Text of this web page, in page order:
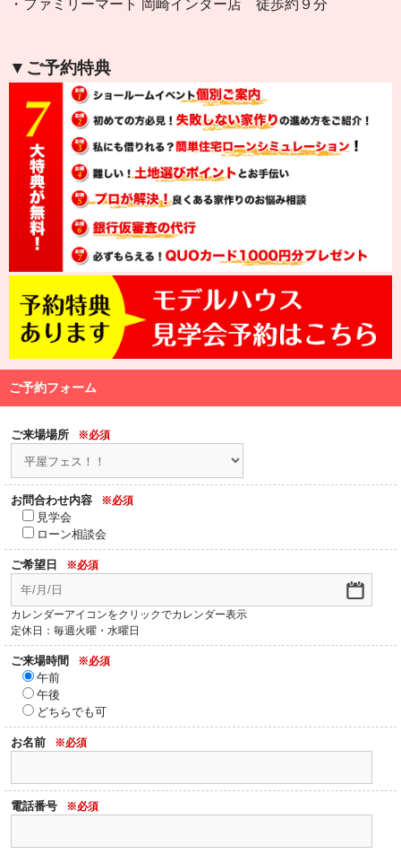
・ファミリーマート 岡崎インター店 徒歩約９分
▼ご予約特典
ご予約フォーム
ご来場場所 ※必須
お問合わせ内容 ※必須
見学会
ローン相談会
ご希望日 ※必須
カレンダーアイコンをクリックでカレンダー表示
定休日：毎週火曜・水曜日
ご来場時間 ※必須
午前
午後
どちらでも可
お名前 ※必須
電話番号 ※必須